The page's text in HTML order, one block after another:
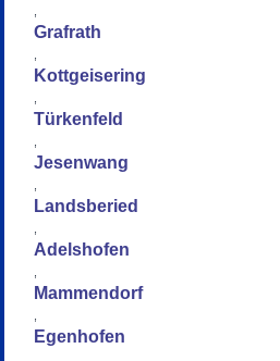
Grafrath
Kottgeisering
Türkenfeld
Jesenwang
Landsberied
Adelshofen
Mammendorf
Egenhofen